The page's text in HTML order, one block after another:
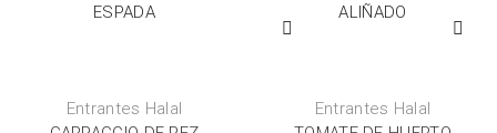
Entrantes Halal
Entrantes Halal